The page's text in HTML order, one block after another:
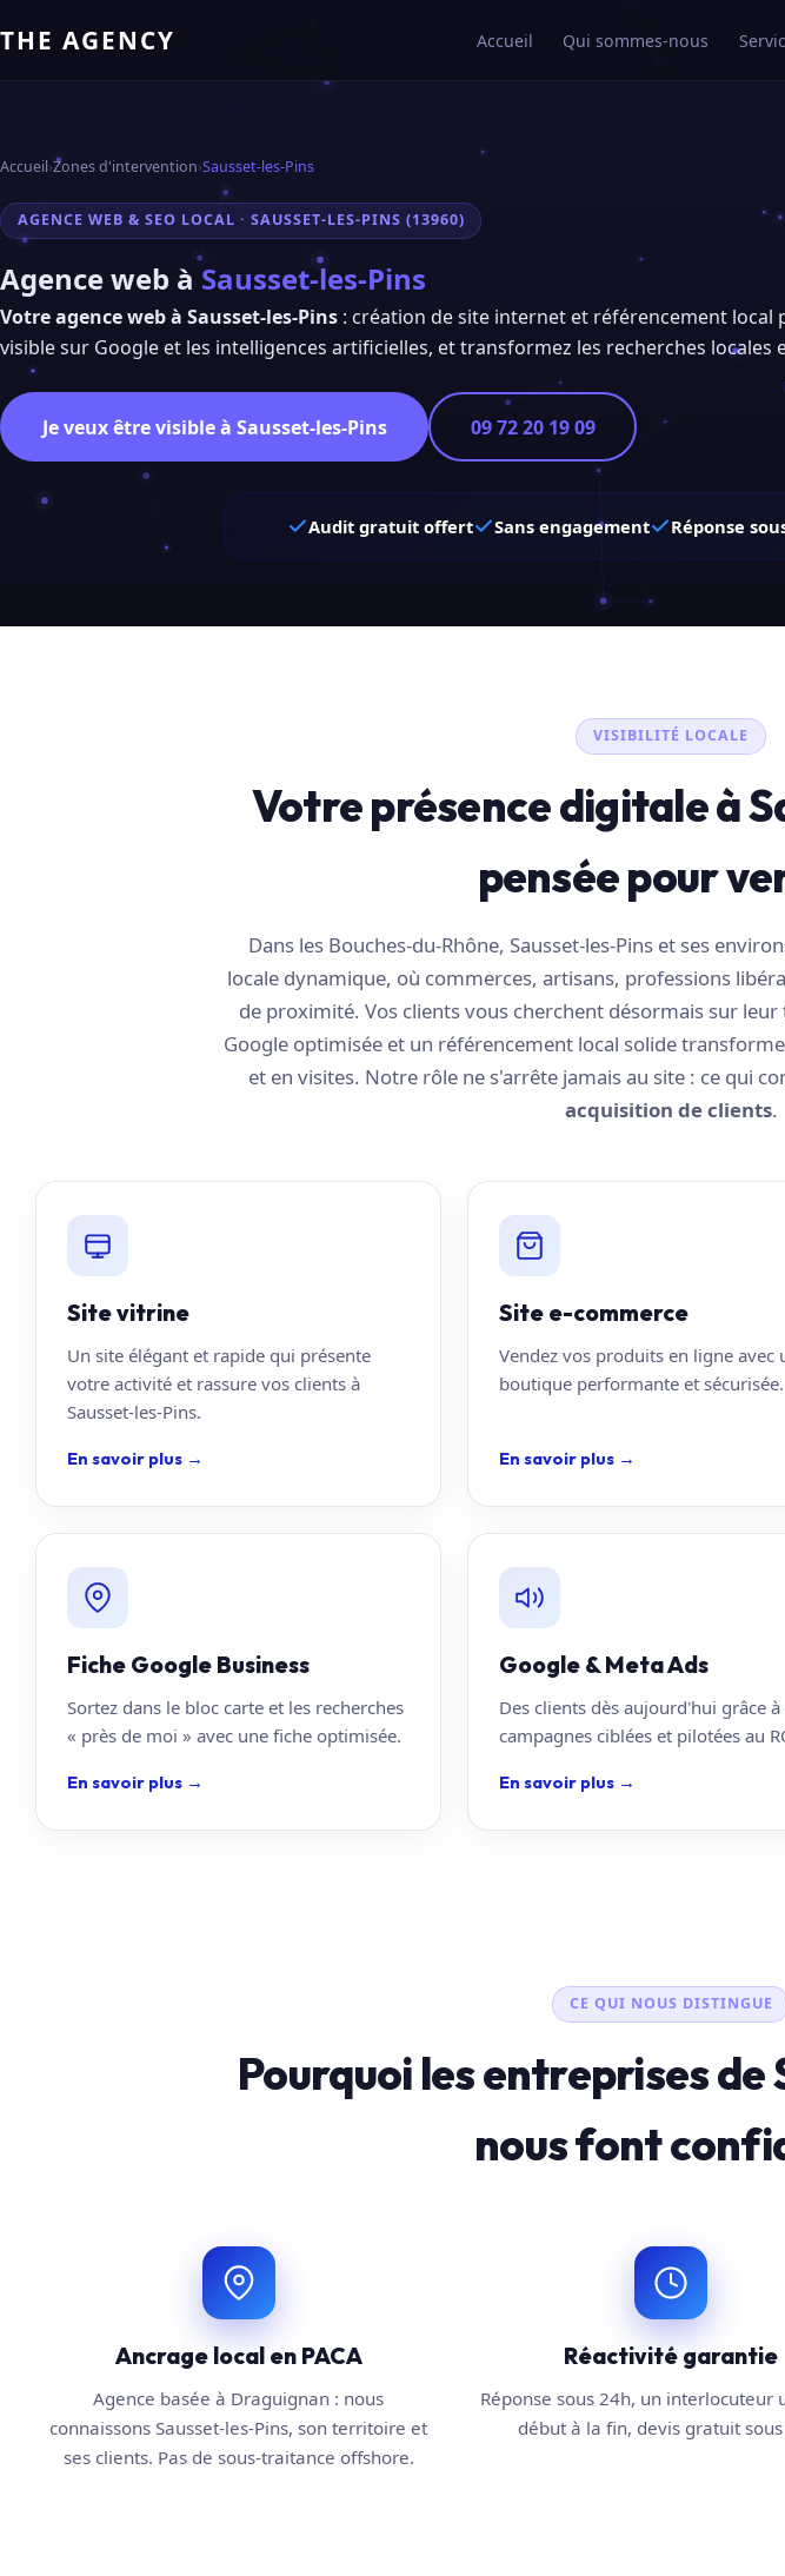
THE AGENCY Accueil Qui sommes-nous
Accueil›Zones d'intervention›Sausset-les-Pins
AGENCE WEB & SEO LOCAL · SAUSSET-LES-PINS (13960)
Agence web à Sausset-les-Pins
Votre agence web à Sausset-les-Pins : création de site internet et référencement local
visible sur Google et les intelligences artificielles, et transformez les recherches locales
Je veux être visible à Sausset-les-Pins 09 72 20 19 09
Audit gratuit offert Sans engagement Réponse
VISIBILITÉ LOCALE
Votre présence digitale à
pensée pour
Dans les Bouches-du-Rhône, Sausset-les-Pins et ses
locale dynamique, où commerces, artisans, professions
de proximité. Vos clients vous cherchent désormais sur
Google optimisée et un référencement local solide
et en visites. Notre rôle ne s'arrête jamais au site : ce qui
acquisition de clients.
Site vitrine
Un site élégant et rapide qui présente
votre activité et rassure vos clients à
Sausset-les-Pins.
En savoir plus →
Site e-commerce
Vendez vos produits en ligne avec
boutique performante et sécurisée.
En savoir plus →
Fiche Google Business
Sortez dans le bloc carte et les recherches
« près de moi » avec une fiche optimisée.
En savoir plus →
Google & Meta Ads
Des clients dès aujourd'hui grâce à
campagnes ciblées et pilotées au
En savoir plus →
CE QUI NOUS DISTINGUE
Pourquoi les entreprises
nous font
Ancrage local en PACA
Agence basée à Draguignan : nous
connaissons Sausset-les-Pins, son territoire et
ses clients. Pas de sous-traitance offshore.
Réactivité garantie
Réponse sous 24h, un interlocuteur
début à la fin, devis gratuit